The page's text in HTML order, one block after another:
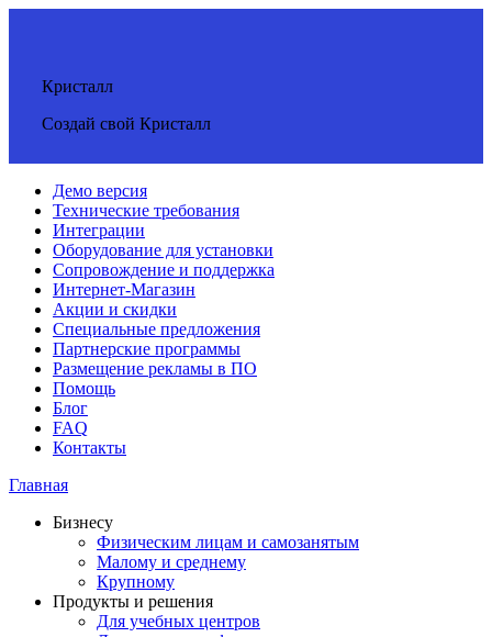
Кристалл
Создай свой Кристалл
Демо версия
Технические требования
Интеграции
Оборудование для установки
Сопровождение и поддержка
Интернет-Магазин
Акции и скидки
Специальные предложения
Партнерские программы
Размещение рекламы в ПО
Помощь
Блог
FAQ
Контакты
Главная
Бизнесу
Физическим лицам и самозанятым
Малому и среднему
Крупному
Продукты и решения
Для учебных центров